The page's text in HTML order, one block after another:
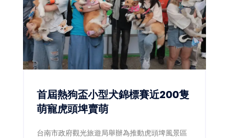
首屆熱狗盃小型犬錦標賽近200隻
萌寵虎頭埤賣萌
台南市政府觀光旅遊局舉辦為推動虎頭埤風景區